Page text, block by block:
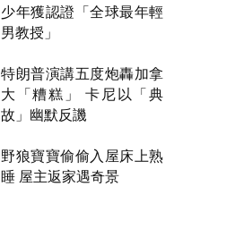
少年獲認證「全球最年輕
男教授」
特朗普演講五度炮轟加拿
大「糟糕」 卡尼以「典
故」幽默反譏
野狼寶寶偷偷入屋床上熟
睡 屋主返家遇奇景